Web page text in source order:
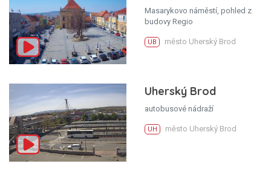
Masarykovo náměstí, pohled z
budovy Regio
UB město Uherský Brod
Uherský Brod
autobusové nádraží
UH město Uherský Brod